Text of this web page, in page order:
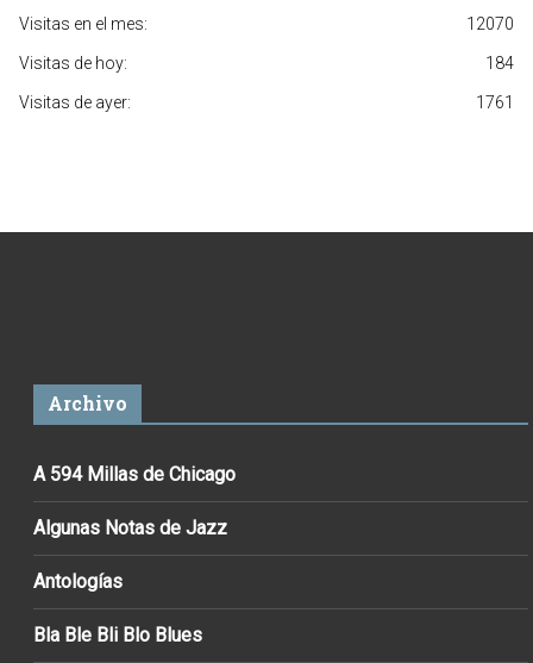
12070
Visitas en el mes:
184
Visitas de hoy:
1761
Visitas de ayer:
Archivo
A 594 Millas de Chicago
Algunas Notas de Jazz
Antologías
Bla Ble Bli Blo Blues